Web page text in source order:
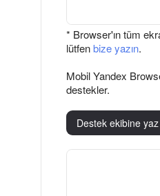
* Browser'ın tüm
lütfenbize yazın.
Mobil Yandex
destekler.
Destek ekibine yaz